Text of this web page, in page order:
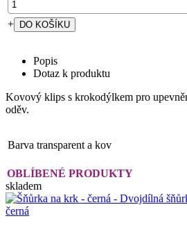
+
Popis
Dotaz k produktu
Kovový klips s krokodýlkem pro
oděv.
Barva transparent a kov
OBLÍBENÉ PRODUKTY
skladem